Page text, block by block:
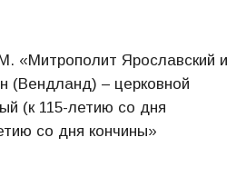
«Митрополит Ярославский и
(Вендланд) – церковной
(к 115-летию со дня
со дня кончины»